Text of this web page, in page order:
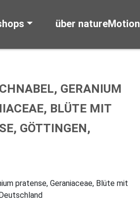
über natureMotion
GERANIUM
BLÜTE MIT
GÖTTINGEN,
pratense, Geraniaceae, Blüte mit